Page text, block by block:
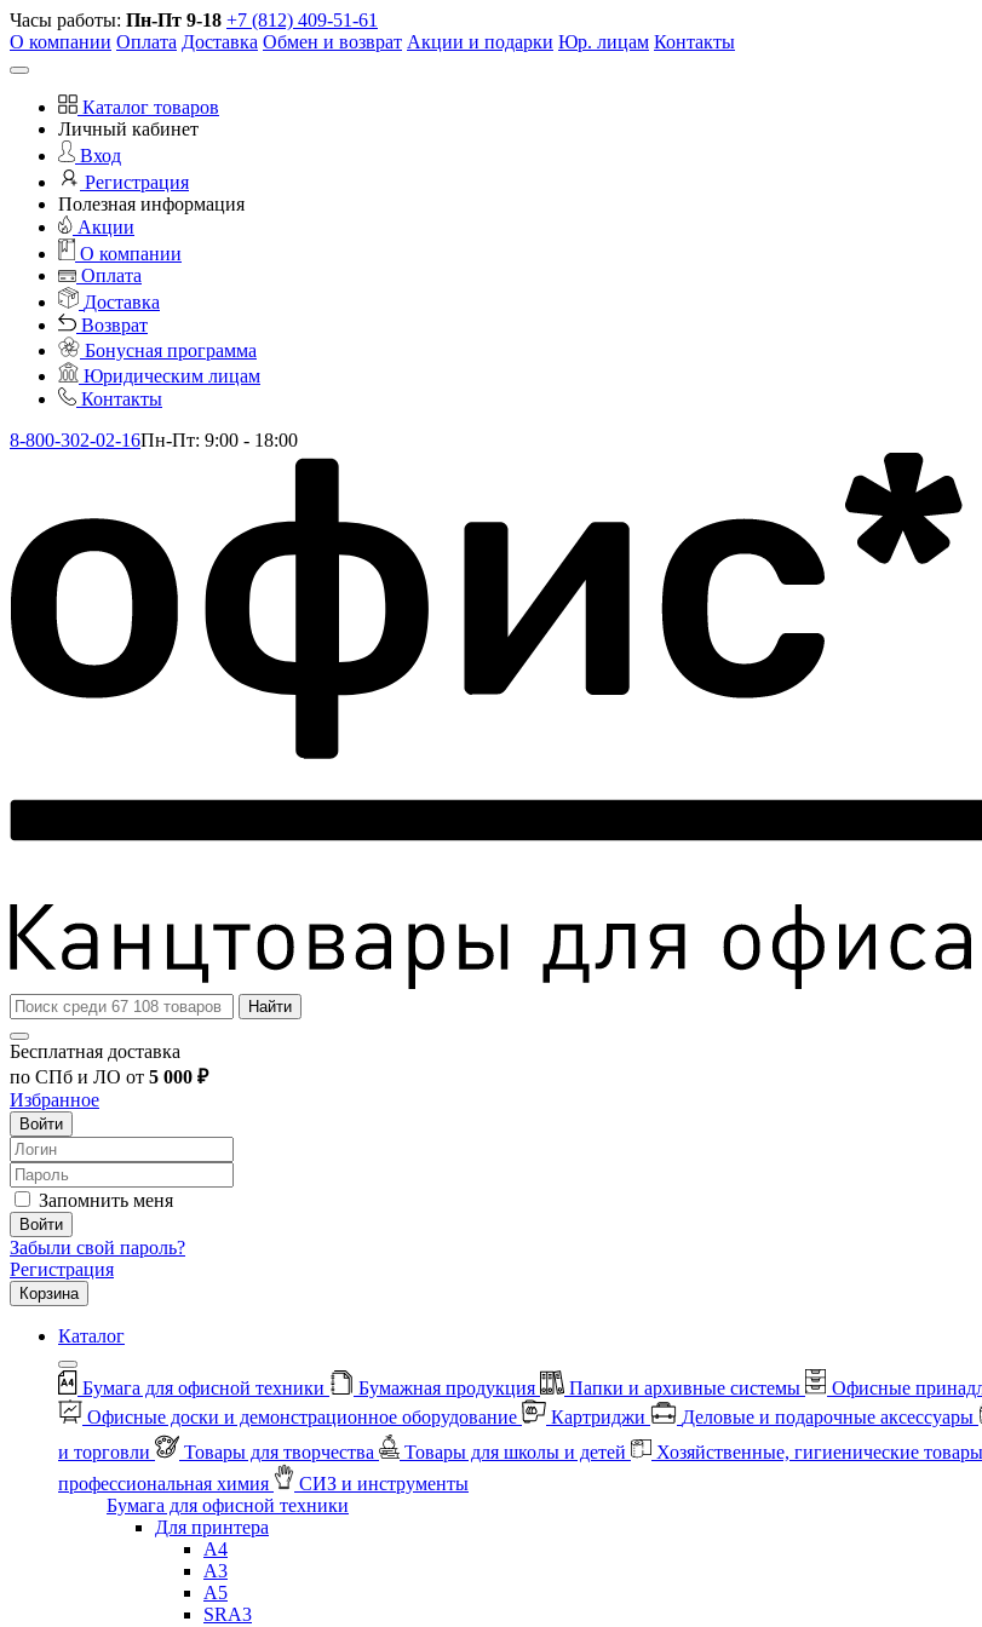
Часы работы: Пн-Пт 9-18 +7 (812) 409-51-61
О компании Оплата Доставка Обмен и возврат Акции и подарки Юр. лицам Контакты
Каталог товаров
Личный кабинет
Вход
Регистрация
Полезная информация
Акции
О компании
Оплата
Доставка
Возврат
Бонусная программа
Юридическим лицам
Контакты
8-800-302-02-16Пн-Пт: 9:00 - 18:00
Найти
Бесплатная доставка
по СПб и ЛО от 5 000 ₽
Избранное
Войти
Запомнить меня
Войти
Забыли свой пароль?
Регистрация
Корзина
Каталог
Бумага для офисной техники Бумажная продукция Папки и архивные системы Офисные
Офисные доски и демонстрационное оборудование
Картриджи Деловые и подарочные аксессуары
и торговли
Товары для творчества Товары для школы и детей Хозяйственные, гигиенические товары
профессиональная химия
СИЗ и инструменты
Бумага для офисной техники
Для принтера
А4
А3
А5
SRA3